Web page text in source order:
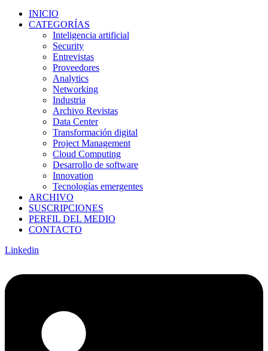
INICIO
CATEGORÍAS
Inteligencia artificial
Security
Entrevistas
Proveedores
Analytics
Networking
Industria
Archivo Revistas
Data Center
Transformación digital
Project Management
Cloud Computing
Desarrollo de software
Innovation
Tecnologías emergentes
ARCHIVO
SUSCRIPCIONES
PERFIL DEL MEDIO
CONTACTO
Linkedin